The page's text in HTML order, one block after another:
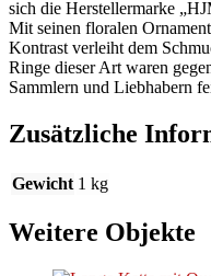
sich die Herstellermarke
Mit seinen floralen
Kontrast verleiht dem
Ringe dieser Art waren
Sammlern und Liebhabern
Zusätzliche
Gewicht 1 kg
Weitere Objekte